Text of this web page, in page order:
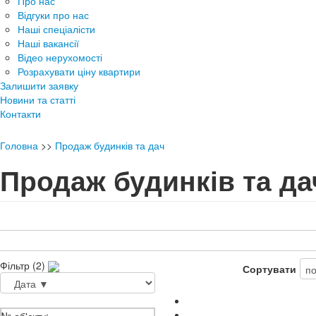
Відгуки про нас
Наші спеціалісти
Наші вакансії
Відео нерухомості
Розрахувати ціну квартири
Залишити заявку
Новини та статті
Контакти
Головна >> Продаж будинків та дач
Продаж будинків та
Фільтр (2) Сортувати